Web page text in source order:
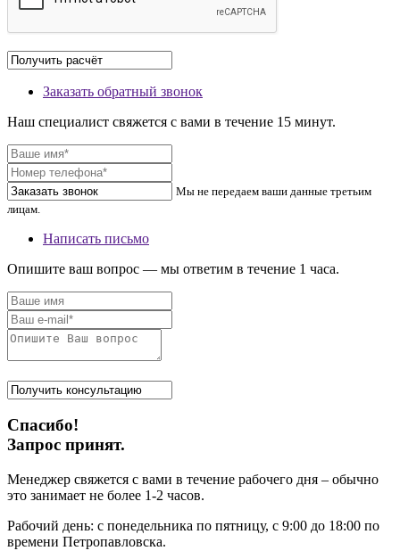
Заказать обратный звонок
Наш специалист свяжется с вами в течение 15 минут.
Мы не передаем ваши данные третьим
лицам.
Написать письмо
Опишите ваш вопрос — мы ответим в течение 1 часа.
Спасибо!
Запрос принят.
Менеджер свяжется с вами в течение рабочего дня – обычно
это занимает не более 1-2 часов.
Рабочий день: с понедельника по пятницу, с 9:00 до 18:00 по
времени Петропавловска.